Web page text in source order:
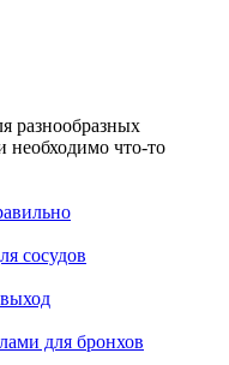
разнообразных
необходимо что-то
сосудов
для бронхов